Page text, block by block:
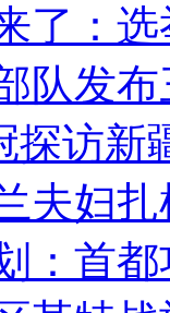
了：
队发
探访新
夫妇
：首